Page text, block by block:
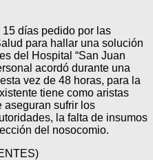
días pedido por las
para hallar una solución
del Hospital “San Juan
acordó durante una
vez de 48 horas, para la
tiene como aristas
aseguran sufrir los
la falta de insumos
del nosocomio.